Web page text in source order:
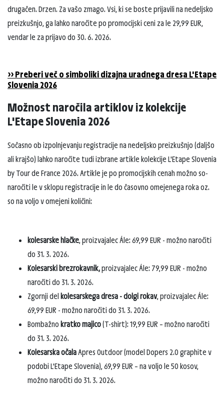
drugačen. Drzen. Za vašo zmago. Vsi, ki se boste prijavili na nedeljsko
preizkušnjo, ga lahko naročite po promocijski ceni za le 29,99 EUR,
vendar le za prijavo do 30. 6. 2026.
>> Preberi več o simboliki dizajna uradnega dresa L'Etape
Slovenia 2026
Možnost naročila artiklov iz kolekcije
L'Etape Slovenia 2026
Sočasno ob izpolnjevanju registracije na nedeljsko preizkušnjo (daljšo
ali krajšo) lahko naročite tudi izbrane artikle kolekcije L'Etape Slovenia
by Tour de France 2026. Artikle je po promocijskih cenah možno so-
naročiti le v sklopu registracije in le do časovno omejenega roka oz.
so na voljo v omejeni količini:
kolesarske hlačke, proizvajalec Ále: 69,99 EUR - možno naročiti
do 31. 3. 2026.
Kolesarski brezrokavnik,proizvajalec Ále: 79,99 EUR - možno
naročiti do 31. 3. 2026.
Zgornji del kolesarskega dresa - dolgi rokav, proizvajalec Ále:
69,99 EUR - možno naročiti do 31. 3. 2026.
Bombažno kratko majico(T-shirt): 19,99 EUR – možno naročiti
do 31. 3. 2026.
Kolesarska očalaApres Outdoor (model Dopers 2.0 graphite v
podobi L'Etape Slovenia), 69,99 EUR – na voljo le 50 kosov,
možno naročiti do 31. 3. 2026.